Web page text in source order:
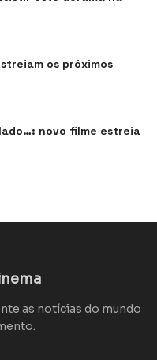
os próximos
novo filme estreia
as notícias do mundo